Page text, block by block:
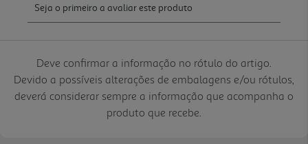
Deve confirmar a informação no rótulo do artigo.
Devido a possíveis alterações de embalagens e/ou rótulos,
deverá considerar sempre a informação que acompanha o
produto que recebe.